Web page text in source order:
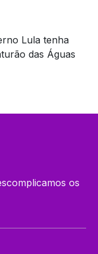
Lula tenha
das Águas
os